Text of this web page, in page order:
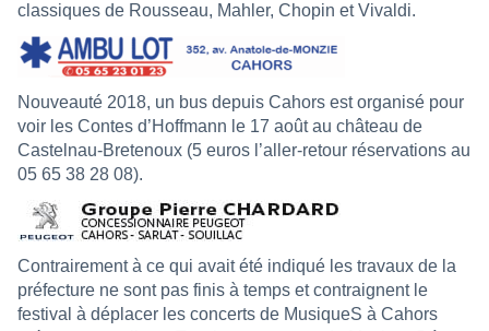
classiques de Rousseau, Mahler, Chopin et Vivaldi.
Nouveauté 2018, un bus depuis Cahors est organisé pour
voir les Contes d’Hoffmann le 17 août au château de
Castelnau-Bretenoux (5 euros l’aller-retour réservations au
05 65 38 28 08).
Contrairement à ce qui avait été indiqué les travaux de la
préfecture ne sont pas finis à temps et contraignent le
festival à déplacer les concerts de MusiqueS à Cahors